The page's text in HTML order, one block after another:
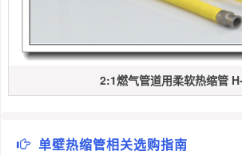
2:1燃气管道用柔软热缩管
单壁热缩管相关选购指南